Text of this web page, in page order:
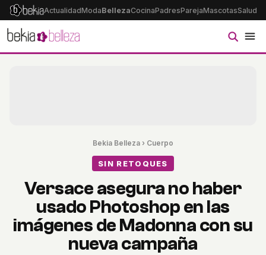
ActualidadModaBellezaCocinaPadresParejaMascotasSalud
Bekia Belleza › Cuerpo
SIN RETOQUES
Versace asegura no haber
usado Photoshop en las
imágenes de Madonna con su
nueva campaña